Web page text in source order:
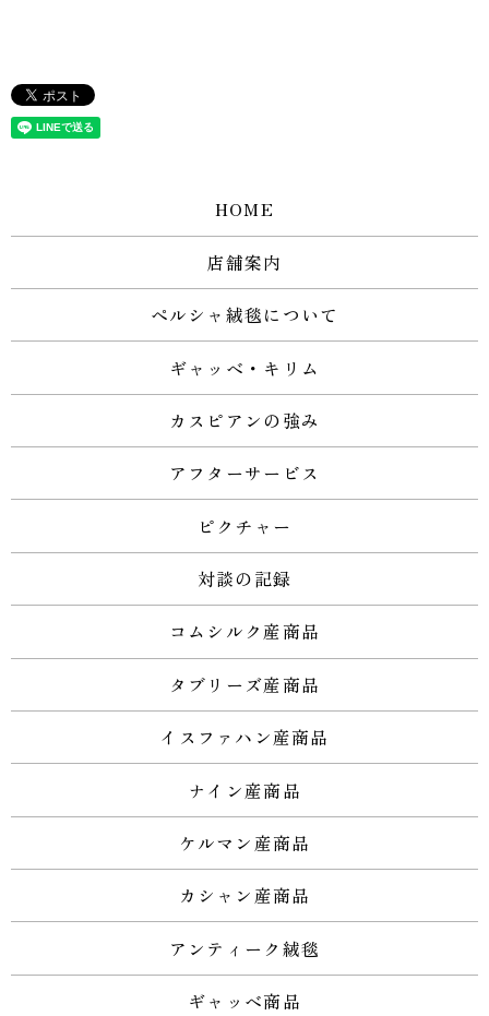
HOME
店舗案内
ペルシャ絨毯について
ギャッベ・キリム
カスピアンの強み
アフターサービス
ピクチャー
対談の記録
コムシルク産商品
タブリーズ産商品
イスファハン産商品
ナイン産商品
ケルマン産商品
カシャン産商品
アンティーク絨毯
ギャッベ商品